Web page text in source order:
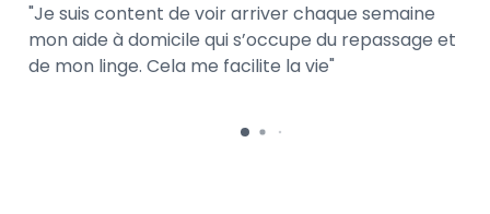
Je suis content de voir arriver chaque semaine
mon aide à domicile qui s’occupe du repassage et
de mon linge. Cela me facilite la vie